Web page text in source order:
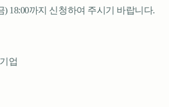
) 18:00까지 신청하여 주시기 바랍니다.
업